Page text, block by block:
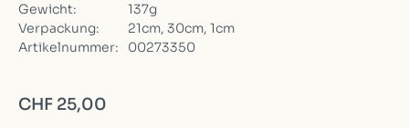
Gewicht:
137g
Verpackung:
21cm, 30cm, 1cm
Artikelnummer:
00273350
CHF 25,00